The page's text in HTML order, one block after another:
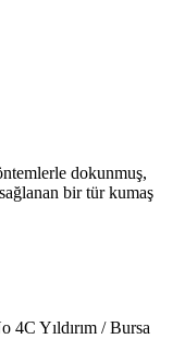
dokunmuş,
bir tür kumaş
Yıldırım / Bursa